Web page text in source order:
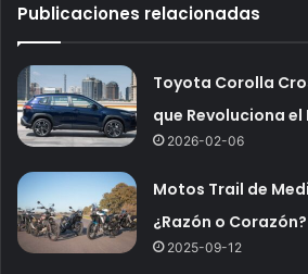
Publicaciones relacionadas
Toyota Corolla
que Revoluciona
2026-02-06
Motos Trail de
¿Razón o Corazón?
2025-09-12